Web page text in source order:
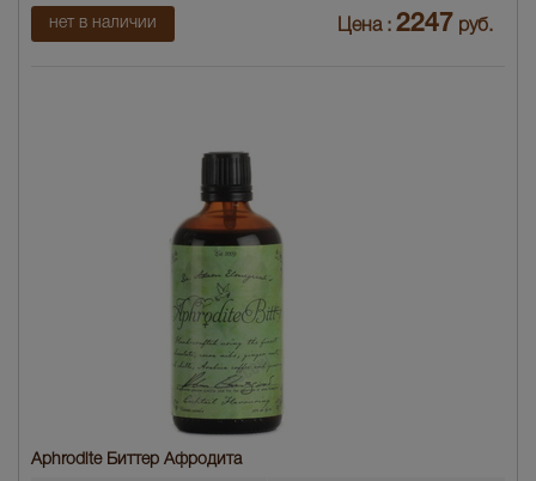
нет в наличии Цена : 2247 руб.
Aphrodite Биттер Афродита